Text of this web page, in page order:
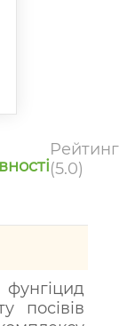
Рейтинг
(5.0)
посівів